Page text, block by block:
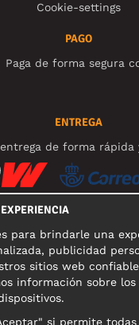
Cookie-settings
PAGO
Paga de forma segura
ENTREGA
de forma rápida
REDES SOCIALES
DIRECCIÓN COMERCIAL
para brindarle una
publicidad
sitios web
información sobre los
si permite